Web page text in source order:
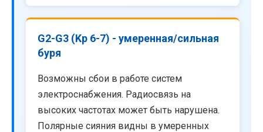
G2-G3 (Kp 6-7) - умеренная/сильная
буря
Возможны сбои в работе систем
электроснабжения. Радиосвязь на
высоких частотах может быть нарушена.
Полярные сияния видны в умеренных